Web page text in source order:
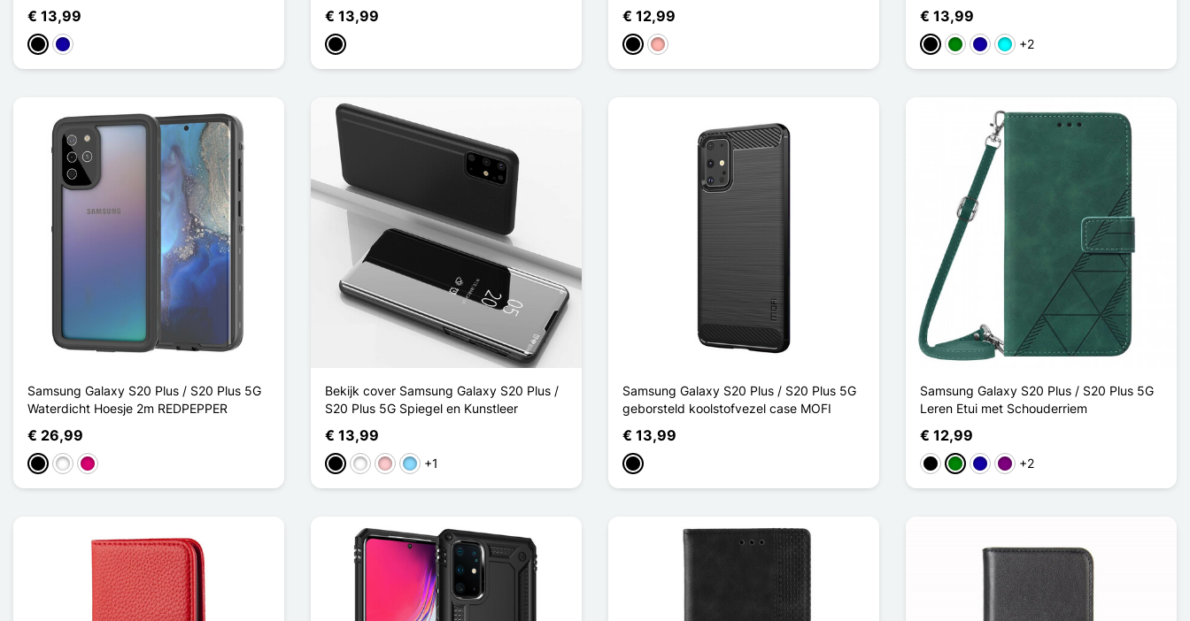
€ 13,99
ZwartDonkerblauw
€ 13,99
Zwart
€ 12,99
ZwartRose Goud
€ 13,99
ZwartGroenDonkerblauw
Cyaan
+2
Samsung Galaxy S20 Plus / S20 Plus 5G
Waterdicht Hoesje 2m REDPEPPER
€ 26,99
ZwartWit Magenta
Bekijk cover Samsung Galaxy S20 Plus /
S20 Plus 5G Spiegel en Kunstleer
€ 13,99
ZwartWit RozeLicht Blauw
+1
Samsung Galaxy S20 Plus / S20 Plus 5G
geborsteld koolstofvezel case MOFI
€ 13,99
Zwart
Samsung Galaxy S20 Plus / S20 Plus 5G
Leren Etui met Schouderriem
€ 12,99
ZwartGroenDonkerblauw
Purper
+2